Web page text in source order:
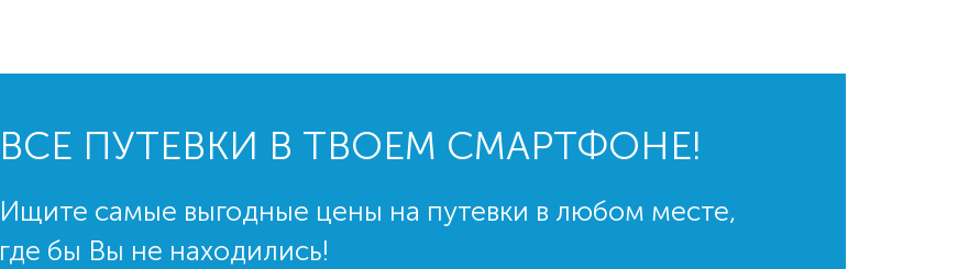
ВСЕ ПУТЕВКИ В ТВОЕМ СМАРТФОНЕ!
Ищите самые выгодные цены на путевки в любом месте,
где бы Вы не находились!